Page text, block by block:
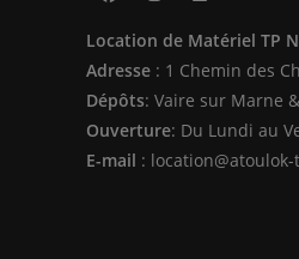
dans
un
nouvel
onglet
dans
un
nouvel
onglet
dans
un
nouvel
onglet
Location de Matériel TP
Adresse : 1 Chemin des
Dépôts: Vaire sur Marne
Ouverture: Du Lundi au
E-mail :